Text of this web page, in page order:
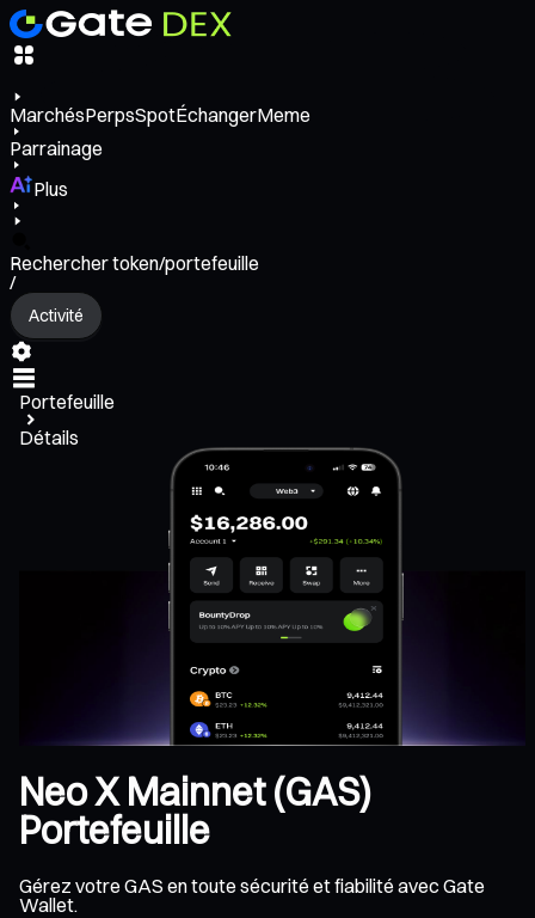
MarchésPerpsSpotÉchangerMeme
Parrainage
Plus
Rechercher token/portefeuille
/
Activité
Portefeuille
Détails
Neo X Mainnet (GAS)
Portefeuille
Gérez votre GAS en toute sécurité et fiabilité avec Gate
Wallet.